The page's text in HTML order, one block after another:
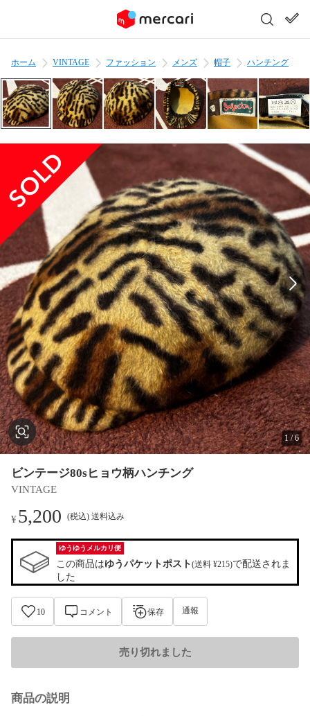
ホーム VINTAGE ファッション メンズ 帽子 ハンチング
1 /6
ビンテージ80sヒョウ柄ハンチング
VINTAGE
¥5,200 (税込) 送料込み
ゆうゆうメルカリ便
この商品はゆうパケットポスト(送料 ¥215)で配送されま
した
10 コメント 保存 通報
売り切れました
商品の説明